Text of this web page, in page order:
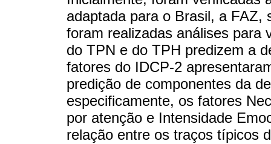
adaptada para o Brasil, a FAZ,
foram realizadas análises para
do TPN e do TPH predizem a
fatores do IDCP-2
predição de componentes da
especificamente, os fatores
por atenção e Intensidade
relação entre os traços típicos